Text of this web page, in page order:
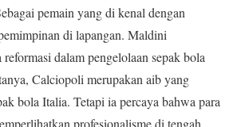
pemain yang di kenal dengan
di lapangan. Maldini
dalam pengelolaan sepak bola
Calciopoli merupakan aib yang
bola Italia. Tetapi ia percaya bahwa para
profesionalisme di tengah